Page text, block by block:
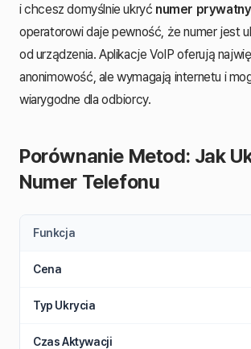
i chcesz domyślnie ukryć numer prywatny
operatorowi daje pewność, że numer jest
od urządzenia. Aplikacje VoIP oferują
anonimowość, ale wymagają internetu i
wiarygodne dla odbiorcy.
Porównanie Metod: Jak
Numer Telefonu
Funkcja
Cena
Typ Ukrycia
Czas Aktywacji